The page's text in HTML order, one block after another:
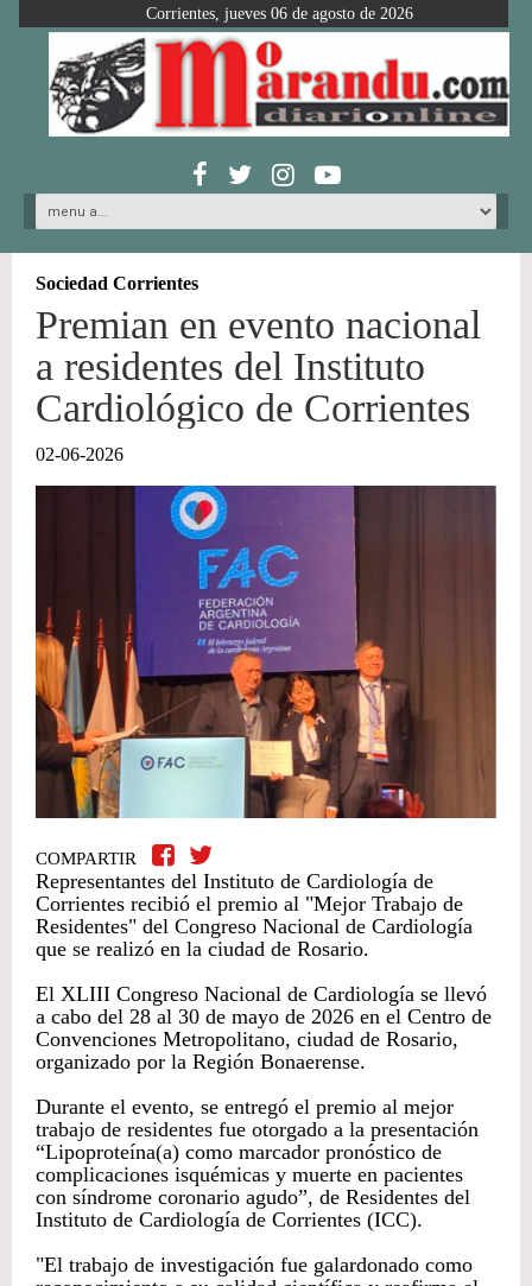
Corrientes, jueves 06 de agosto de 2026
Sociedad Corrientes
Premian en evento nacional
a residentes del Instituto
Cardiológico de Corrientes
02-06-2026
COMPARTIR
Representantes del Instituto de Cardiología de
Corrientes recibió el premio al "Mejor Trabajo de
Residentes" del Congreso Nacional de Cardiología
que se realizó en la ciudad de Rosario.
El XLIII Congreso Nacional de Cardiología se llevó
a cabo del 28 al 30 de mayo de 2026 en el Centro de
Convenciones Metropolitano, ciudad de Rosario,
organizado por la Región Bonaerense.
Durante el evento, se entregó el premio al mejor
trabajo de residentes fue otorgado a la presentación
“Lipoproteína(a) como marcador pronóstico de
complicaciones isquémicas y muerte en pacientes
con síndrome coronario agudo”, de Residentes del
Instituto de Cardiología de Corrientes (ICC).
"El trabajo de investigación fue galardonado como